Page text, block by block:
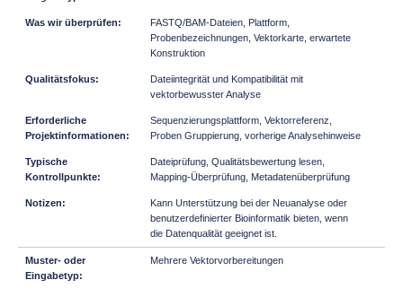
FASTQ/BAM-Dateien, Plattform,
Probenbezeichnungen, Vektorkarte, erwartete
Konstruktion
Dateiintegrität und Kompatibilität mit
vektorbewusster Analyse
Sequenzierungsplattform, Vektorreferenz,
Proben Gruppierung, vorherige Analysehinweise
Dateiprüfung, Qualitätsbewertung lesen,
Mapping-Überprüfung, Metadatenüberprüfung
Kann Unterstützung bei der Neuanalyse oder
benutzerdefinierter Bioinformatik bieten, wenn
die Datenqualität geeignet ist.
Mehrere Vektorvorbereitungen